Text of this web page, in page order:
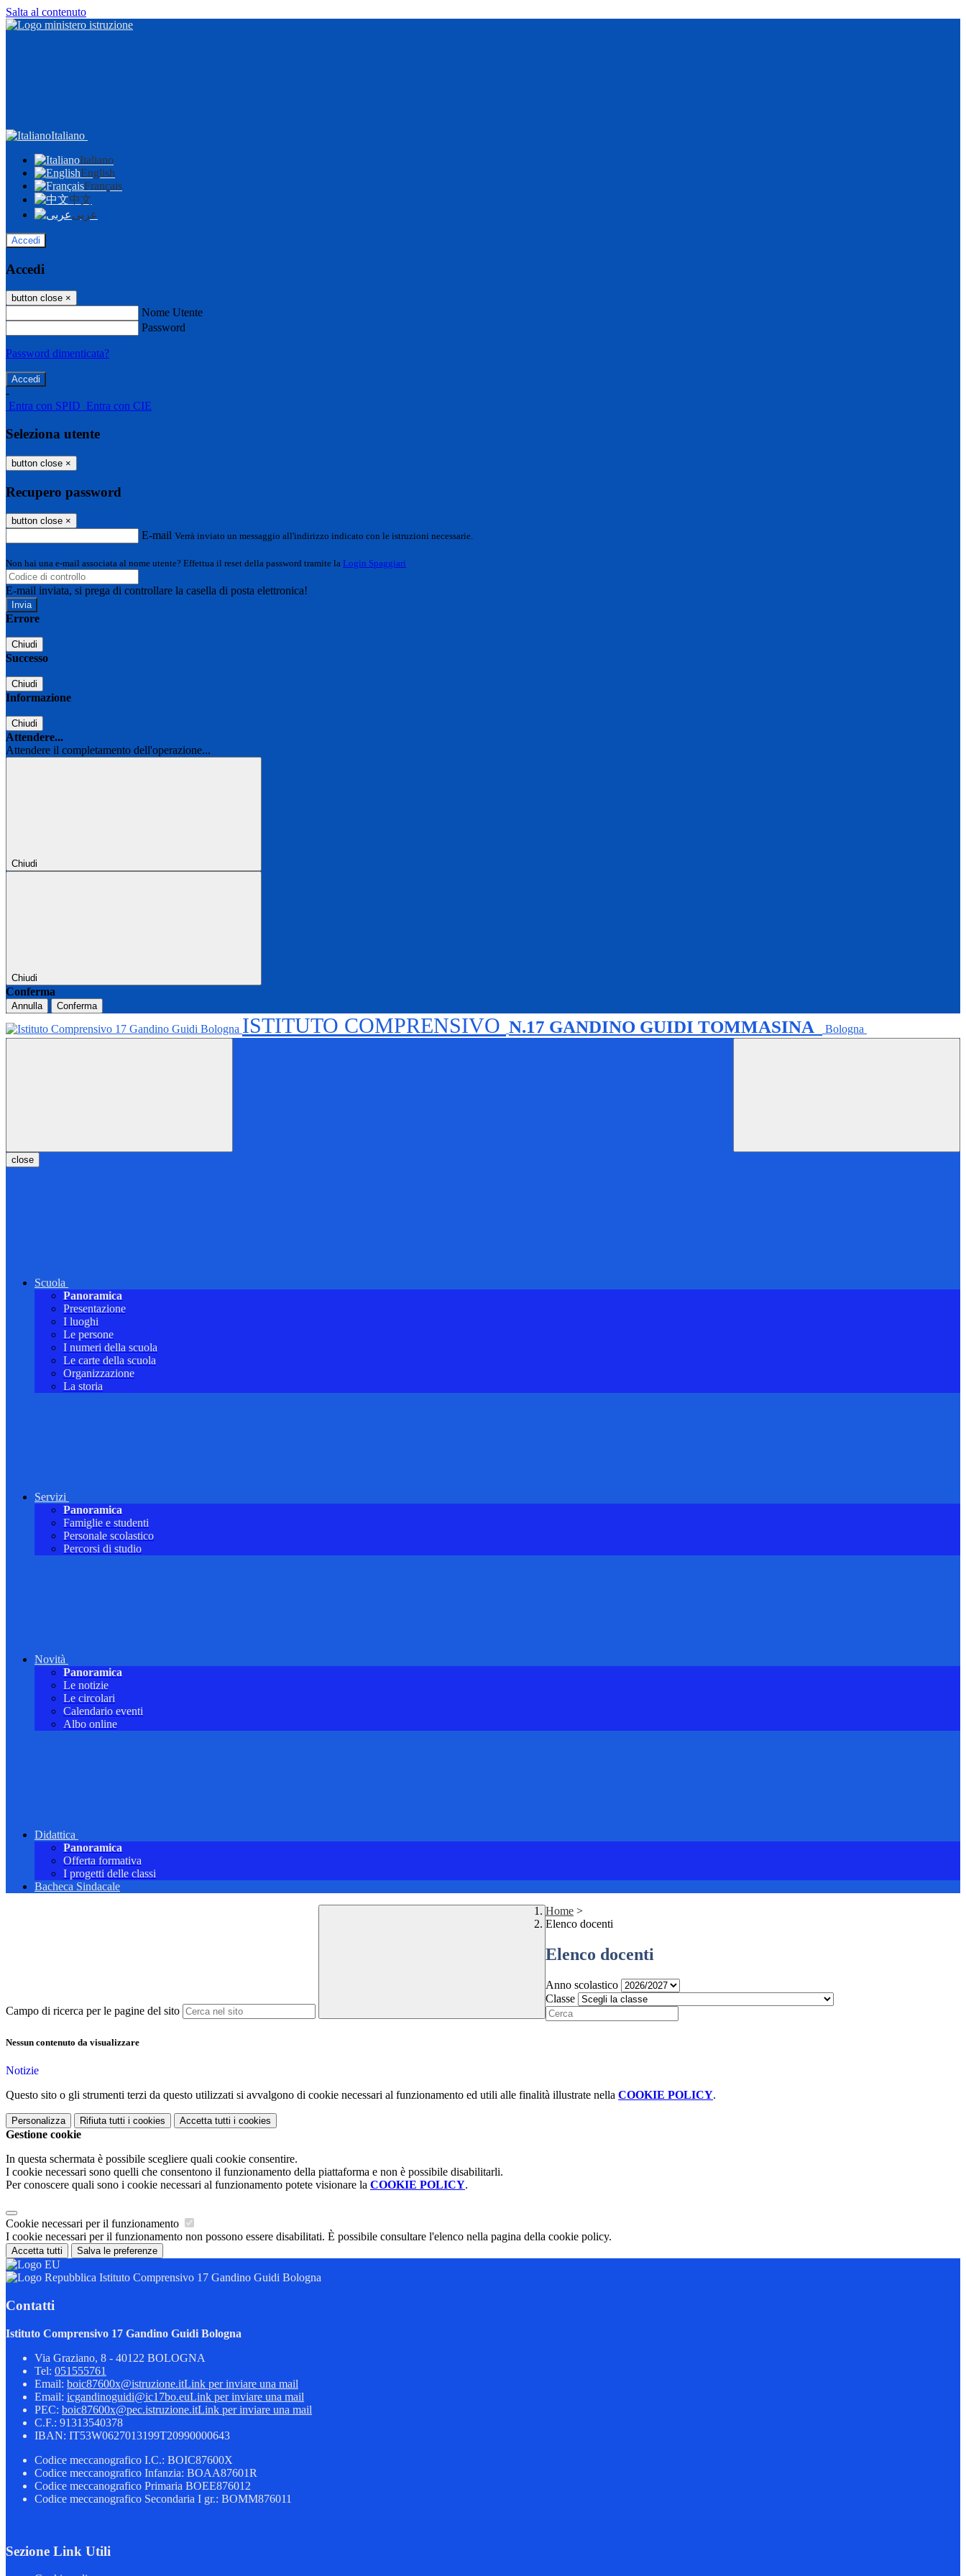
Salta al contenuto
Italiano
Italiano
English
Français
中文
عربى
Accedi
Accedi
button close ×
Nome Utente
Password
Password dimenticata?
-
Entra con SPID Entra con CIE
Seleziona utente
button close ×
Recupero password
button close ×
E-mail Verrà inviato un messaggio all'indirizzo indicato con le istruzioni necessarie.
Non hai una e-mail associata al nome utente? Effettua il reset della password tramite la Login Spaggiari
E-mail inviata, si prega di controllare la casella di posta elettronica!
Errore
Chiudi
Successo
Chiudi
Informazione
Chiudi
Attendere...
Attendere il completamento dell'operazione...
Chiudi
Chiudi
Conferma
Annulla Conferma
ISTITUTO COMPRENSIVO N.17 GANDINO GUIDI TOMMASINA Bologna
close
Scuola
Panoramica
Presentazione
I luoghi
Le persone
I numeri della scuola
Le carte della scuola
Organizzazione
La storia
Servizi
Panoramica
Famiglie e studenti
Personale scolastico
Percorsi di studio
Novità
Panoramica
Le notizie
Le circolari
Calendario eventi
Albo online
Didattica
Panoramica
Offerta formativa
I progetti delle classi
Bacheca Sindacale
Campo di ricerca per le pagine del sito
Home >
Elenco docenti
Elenco docenti
Anno scolastico
Classe
Nessun contenuto da visualizzare
Notizie
Questo sito o gli strumenti terzi da questo utilizzati si avvalgono di cookie necessari al funzionamento ed utili alle finalità illustrate nella COOKIE POLICY.
Personalizza Rifiuta tutti i cookies Accetta tutti i cookies
Gestione cookie
In questa schermata è possibile scegliere quali cookie consentire.
I cookie necessari sono quelli che consentono il funzionamento della piattaforma e non è possibile disabilitarli.
Per conoscere quali sono i cookie necessari al funzionamento potete visionare la COOKIE POLICY.
Cookie necessari per il funzionamento
I cookie necessari per il funzionamento non possono essere disabilitati. È possibile consultare l'elenco nella pagina della cookie policy.
Accetta tutti Salva le preferenze
Istituto Comprensivo 17 Gandino Guidi Bologna
Contatti
Istituto Comprensivo 17 Gandino Guidi Bologna
Via Graziano, 8 - 40122 BOLOGNA
Tel: 051555761
Email: boic87600x@istruzione.itLink per inviare una mail
Email: icgandinoguidi@ic17bo.euLink per inviare una mail
PEC: boic87600x@pec.istruzione.itLink per inviare una mail
C.F.: 91313540378
IBAN: IT53W0627013199T20990000643
Codice meccanografico I.C.: BOIC87600X
Codice meccanografico Infanzia: BOAA87601R
Codice meccanografico Primaria BOEE876012
Codice meccanografico Secondaria I gr.: BOMM876011
Sezione Link Utili